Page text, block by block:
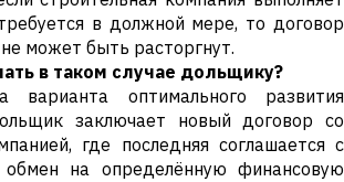
в должной мере, то договор
может быть расторгнут.
в таком случае дольщику?
оптимального развития
заключает новый договор со
где последняя соглашается с
на определённую финансовую